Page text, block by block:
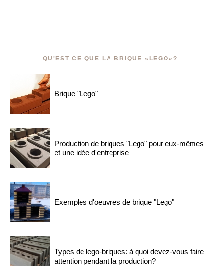
QU'EST-CE QUE LA BRIQUE «LEGO»?
Brique "Lego"
Production de briques "Lego" pour eux-mêmes
et une idée d'entreprise
Exemples d'oeuvres de brique "Lego"
Types de lego-briques: à quoi devez-vous faire
attention pendant la production?